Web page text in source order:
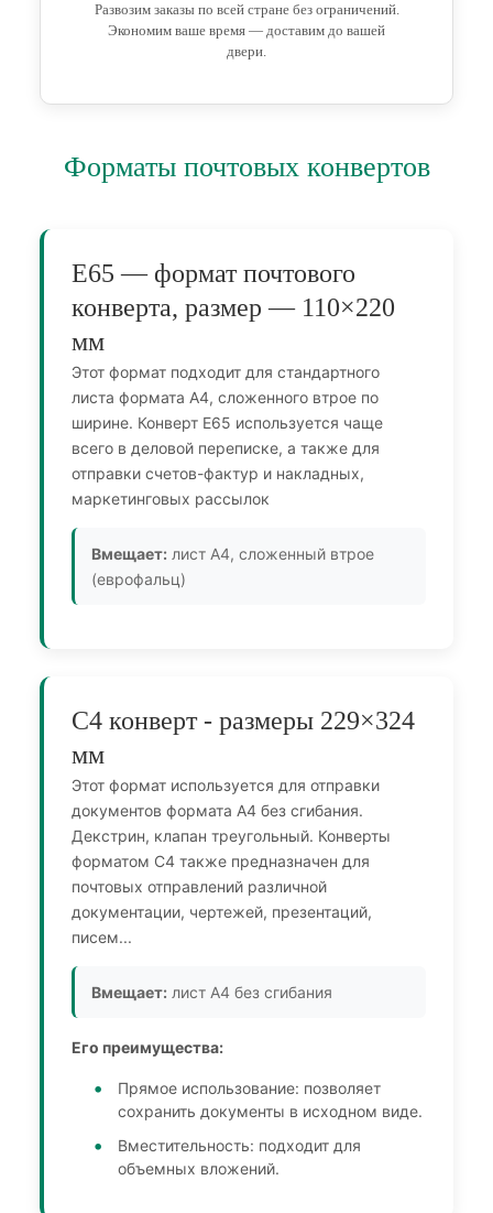
Развозим заказы по всей стране без ограничений.
Экономим ваше время — доставим до вашей
двери.
Форматы почтовых конвертов
Е65 — формат почтового
конверта, размер — 110×220
мм
Этот формат подходит для стандартного
листа формата A4, сложенного втрое по
ширине. Конверт Е65 используется чаще
всего в деловой переписке, а также для
отправки счетов-фактур и накладных,
маркетинговых рассылок
Вмещает: лист А4, сложенный втрое
(еврофальц)
С4 конверт - размеры 229×324
мм
Этот формат используется для отправки
документов формата A4 без сгибания.
Декстрин, клапан треугольный. Конверты
форматом С4 также предназначен для
почтовых отправлений различной
документации, чертежей, презентаций,
писем...
Вмещает: лист А4 без сгибания
Его преимущества:
Прямое использование: позволяет
сохранить документы в исходном виде.
Вместительность: подходит для
объемных вложений.